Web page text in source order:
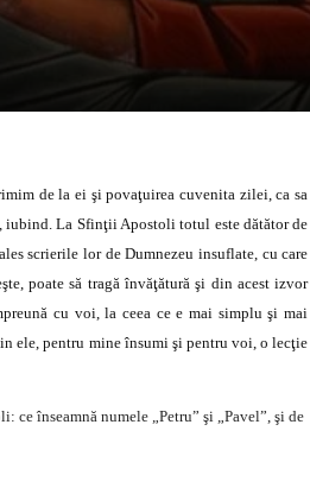
de la ei şi povaţuirea cuvenita zilei, ca sa
iubind. La Sfinţii Apostoli totul este dătător de
scri­erile lor de Dumnezeu insuflate, cu care
poate să tragă învăţătură şi din acest izvor
cu voi, la ceea ce e mai simplu şi mai
ele, pentru mine însumi şi pentru voi, o lecţie
înseamnă numele „Petru” şi „Pavel”, şi de